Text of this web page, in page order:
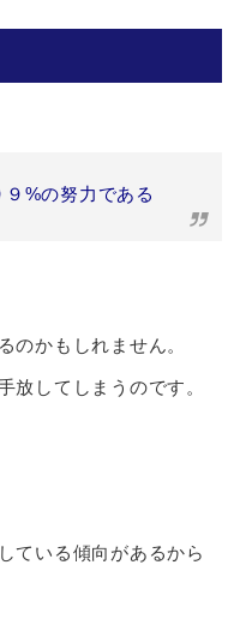
%の努力である
のかもしれません。
放してしまうのです。
ている傾向があるから